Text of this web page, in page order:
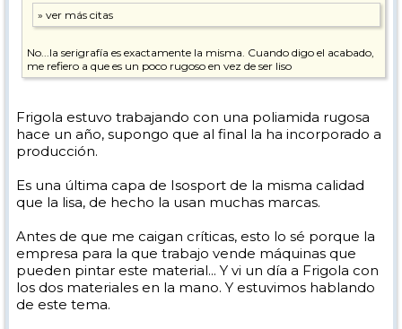
No...la serigrafía es exactamente la misma. Cuando digo el acabado,
me refiero a que es un poco rugoso en vez de ser liso
Frigola estuvo trabajando con una poliamida rugosa
hace un año, supongo que al final la ha incorporado a
producción.
Es una última capa de Isosport de la misma calidad
que la lisa, de hecho la usan muchas marcas.
Antes de que me caigan críticas, esto lo sé porque la
empresa para la que trabajo vende máquinas que
pueden pintar este material... Y vi un día a Frigola con
los dos materiales en la mano. Y estuvimos hablando
de este tema.